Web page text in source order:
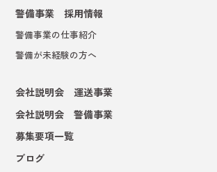
警備事業 採用情報
警備事業の仕事紹介
警備が未経験の方へ
会社説明会 運送事業
会社説明会 警備事業
募集要項一覧
ブログ